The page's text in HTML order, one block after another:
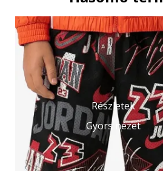
Részletek
Gyors nézet